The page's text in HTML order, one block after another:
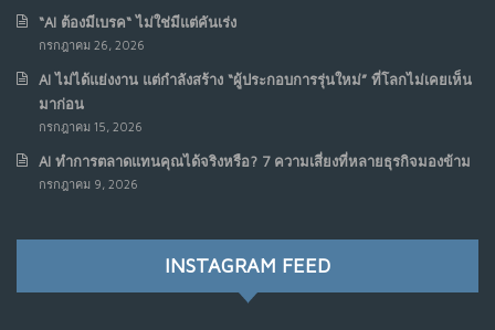
6
7
เมื่อรัฐบาลเริ่มคิดแบบแพลตฟอร์ม : AI กำลังเปลี่ยนรัฐ
ราชการไปตลอดกาล
NO COMMENTS
เมื่อโลกออนไลน์ กลายเป็น“ศาลเตี้ย”
“AI ต้องมีเบรค“ ไม่ใช่มีแต่คันเร่ง
กรกฎาคม 26, 2026
AI ไม่ได้แย่งงาน แต่กำลังสร้าง “ผู้ประกอบการรุ่นใหม่” ที่โลกไม่เคยเห็น
มาก่อน
กรกฎาคม 15, 2026
AI ทำการตลาดแทนคุณได้จริงหรือ? 7 ความเสี่ยงที่หลายธุรกิจมองข้าม
กรกฎาคม 9, 2026
INSTAGRAM FEED